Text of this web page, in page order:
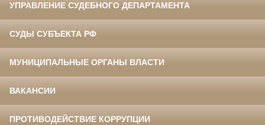
УПРАВЛЕНИЕ СУДЕБНОГО ДЕПАРТАМЕНТА
СУДЫ СУБЪЕКТА РФ
МУНИЦИПАЛЬНЫЕ ОРГАНЫ ВЛАСТИ
ВАКАНСИИ
ПРОТИВОДЕЙСТВИЕ КОРРУПЦИИ